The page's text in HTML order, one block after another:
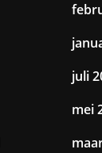
juli
mei